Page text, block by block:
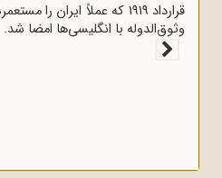
قرارداد 1919 که عملاً ایران
وثوق‌الدوله با انگلیسی‌ها امضا شد.